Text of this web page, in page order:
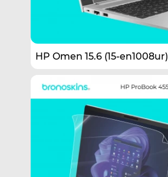
HP Omen 15.6 (15-en1008ur)